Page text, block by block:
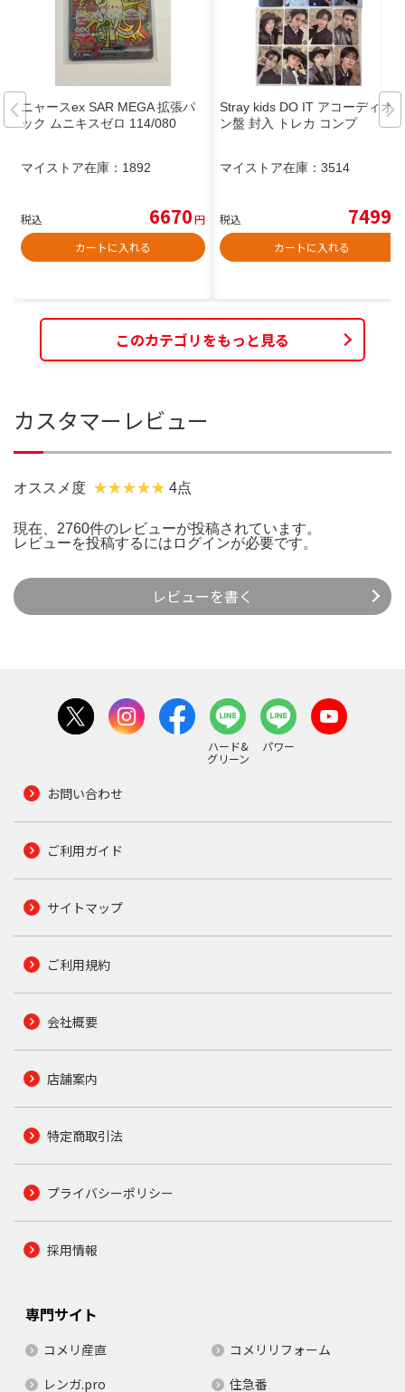
ニャースex SAR MEGA 拡張パ
ック ムニキスゼロ 114/080
マイストア在庫： 1892
税込 6670円
カートに入れる
Stray kids DO IT アコーディオ
ン盤 封入 トレカ コンプ
マイストア在庫： 3514
税込 7499
カートに入れる
このカテゴリをもっと見る
カスタマーレビュー
オススメ度 4点
現在、2760件のレビューが投稿されています。
レビューを投稿するには ログインが必要です。
レビューを書く
ハード&
グリーン
パワー
お問い合わせ
ご利用ガイド
サイトマップ
ご利用規約
会社概要
店舗案内
特定商取引法
プライバシーポリシー
採用情報
専門サイト
コメリ産直
コメリリフォーム
レンガ.pro
住急番